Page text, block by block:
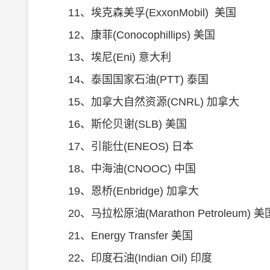
11、埃克森美孚(ExxonMobil) 美国
12、康菲(Conocophillips) 美国
13、埃尼(Eni) 意大利
14、泰国国家石油(PTT) 泰国
15、加拿大自然资源(CNRL) 加拿大
16、斯伦贝谢(SLB) 美国
17、引能仕(ENEOS) 日本
18、中海油(CNOOC) 中国
19、恩桥(Enbridge) 加拿大
20、马拉松原油(Marathon Petroleum) 美
21、Energy Transfer 美国
22、印度石油(Indian Oil) 印度